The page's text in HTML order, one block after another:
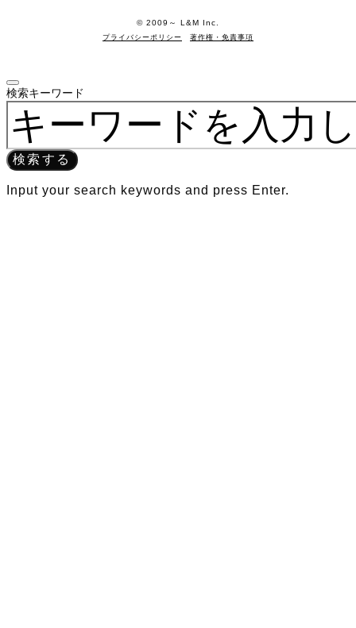
©️ 2009～ L&M Inc.
プライバシーポリシー 著作権・免責事項
検索キーワード
検索する
Input your search keywords and press Enter.